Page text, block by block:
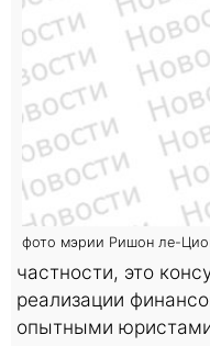
фото мэрии Ришон ле-
частности, это
реализации
опытными